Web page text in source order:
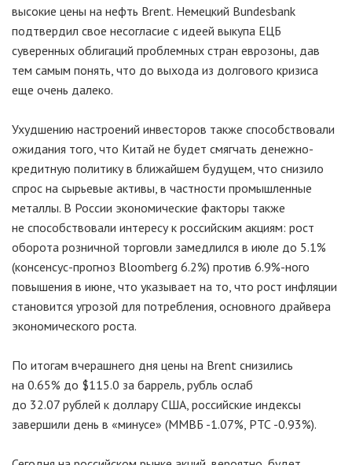
высокие цены на нефть Brent. Немецкий Bundesbank
подтвердил свое несогласие с идеей выкупа ЕЦБ
суверенных облигаций проблемных стран еврозоны, дав
тем самым понять, что до выхода из долгового кризиса
еще очень далеко.
Ухудшению настроений инвесторов также способствовали
ожидания того, что Китай не будет смягчать денежно-
кредитную политику в ближайшем будущем, что снизило
спрос на сырьевые активы, в частности промышленные
металлы. В России экономические факторы также
не способствовали интересу к российским акциям: рост
оборота розничной торговли замедлился в июле до 5.1%
(консенсус-прогноз Bloomberg 6.2%) против 6.9%-ного
повышения в июне, что указывает на то, что рост инфляции
становится угрозой для потребления, основного драйвера
экономического роста.
По итогам вчерашнего дня цены на Brent снизились
на 0.65% до $115.0 за баррель, рубль ослаб
до 32.07 рублей к доллару США, российские индексы
завершили день в «минусе» (ММВБ -1.07%, РТС -0.93%).